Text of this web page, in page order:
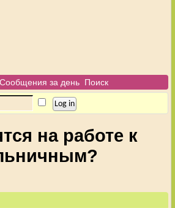
Сообщения за день Поиск
на работе к